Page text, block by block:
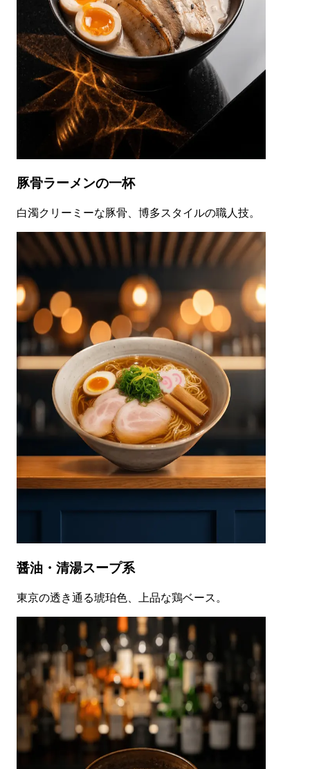
豚骨ラーメンの一杯
白濁クリーミーな豚骨、博多スタイルの職人技。
醤油・清湯スープ系
東京の透き通る琥珀色、上品な鶏ベース。